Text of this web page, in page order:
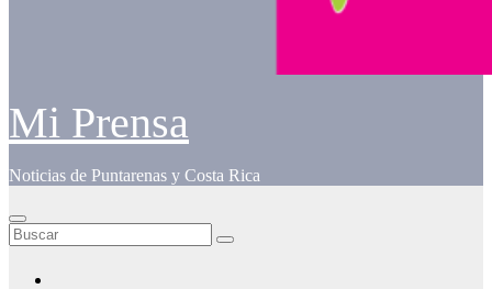
Mi Prensa
Noticias de Puntarenas y Costa Rica